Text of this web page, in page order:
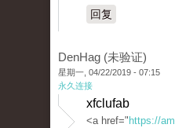
回复
DenHag (未验证)
星期一, 04/22/2019 - 07:15
永久连接
xfclufab
<a href=" https://